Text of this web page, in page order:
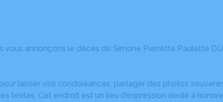
vous annonçons le décès de Simone Pierrette Paulette
laisser vos condoléances, partager des photos
textes. Cet endroit est un lieu d'expression dédié à